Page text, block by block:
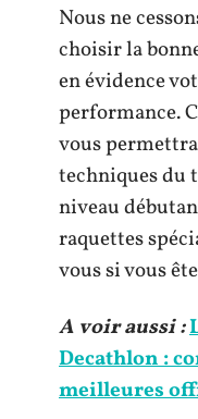
Nous ne
choisir la
en évidence
performance.
vous
techniques du
niveau
raquettes
vous si vous
A voir aussi :
Decathlon :
meilleures